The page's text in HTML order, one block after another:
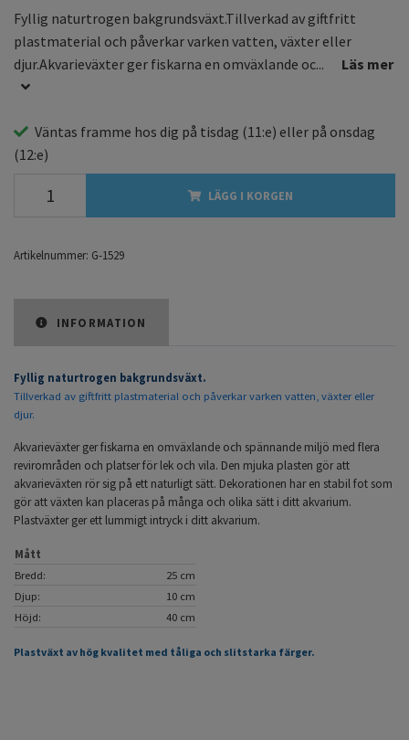
Fyllig naturtrogen bakgrundsväxt.Tillverkad av giftfritt
plastmaterial och påverkar varken vatten, växter eller
djur.Akvarieväxter ger fiskarna en omväxlande oc...
Läs mer
Väntas framme hos dig på tisdag (11:e) eller på onsdag
(12:e)
LÄGG I KORGEN
Artikelnummer: G-1529
INFORMATION
Fyllig naturtrogen bakgrundsväxt.
Tillverkad av giftfritt plastmaterial och påverkar varken vatten, växter eller
djur.
Akvarieväxter ger fiskarna en omväxlande och spännande miljö med flera
revirområden och platser för lek och vila. Den mjuka plasten gör att
akvarieväxten rör sig på ett naturligt sätt. Dekorationen har en stabil fot som
gör att växten kan placeras på många och olika sätt i ditt akvarium.
Plastväxter ger ett lummigt intryck i ditt akvarium.
Mått
Bredd:
25 cm
Djup:
10 cm
Höjd:
40 cm
Plastväxt av hög kvalitet med tåliga och slitstarka färger.